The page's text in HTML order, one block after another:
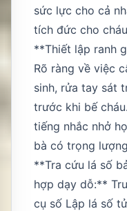
sức lực cho cả
tích đức cho
**Thiết lập ranh
Rõ ràng về việc
sinh, rửa tay sát
trước khi bế
tiếng nhắc nhở
bà có trọng
**Tra cứu lá số
hợp dạy dỗ:**
cụ số Lập lá số